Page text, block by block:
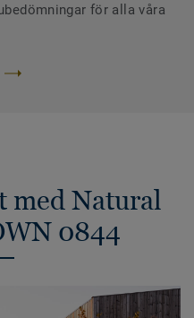
för alla våra
med Natural
0844